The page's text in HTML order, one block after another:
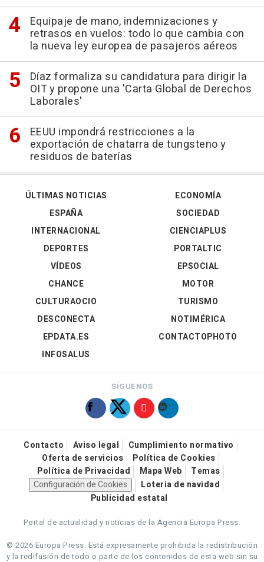
Equipaje de mano, indemnizaciones y
retrasos en vuelos: todo lo que cambia con
la nueva ley europea de pasajeros aéreos
Díaz formaliza su candidatura para dirigir la
OIT y propone una 'Carta Global de Derechos
Laborales'
EEUU impondrá restricciones a la
exportación de chatarra de tungsteno y
residuos de baterías
ÚLTIMAS NOTICIAS
ESPAÑA
INTERNACIONAL
DEPORTES
VÍDEOS
ECONOMÍA
SOCIEDAD
CIENCIAPLUS
PORTALTIC
EPSOCIAL
CHANCE
CULTURAOCIO
DESCONECTA
EPDATA.ES
INFOSALUS
MOTOR
TURISMO
NOTIMÉRICA
CONTACTOPHOTO
SÍGUENOS
Contacto Aviso legal
Cumplimiento normativo
Oferta de servicios
Política de Cookies
Política de Privacidad
Mapa Web
Temas
Configuración de Cookies
Loteria de navidad
Publicidad estatal
Portal de actualidad y noticias de la Agencia Europa Press.
© 2026 Europa Press. Está expresamente prohibida la redistribución
y la redifusión de todo o parte de los contenidos de esta web sin su